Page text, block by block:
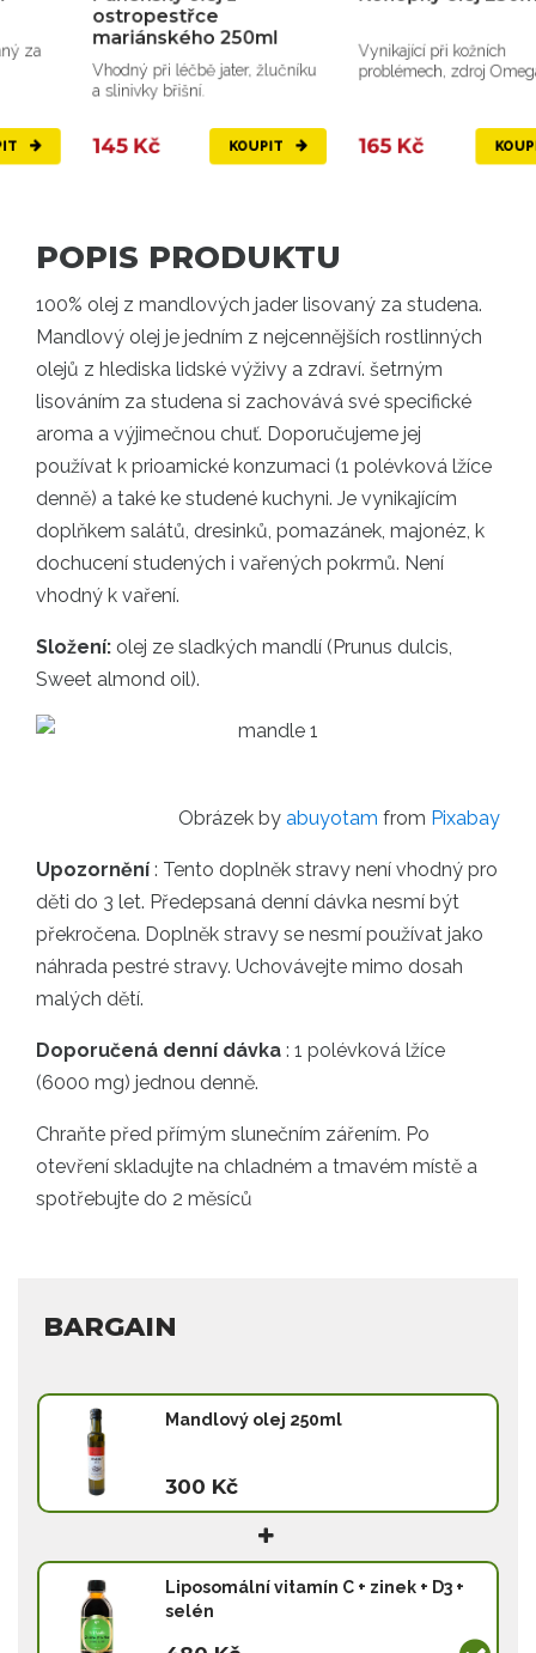
ostropestřce
mariánského 250ml
Vhodný při léčbě jater, žlučníku
a slinivky břišní.
145 Kč KOUPIT
Vynikající při kožních
problémech, zdroj Omega 3 a 6
165 Kč KOUPIT
POPIS PRODUKTU
100% olej z mandlových jader lisovaný za studena.
Mandlový olej je jedním z nejcennějších rostlinných
olejů z hlediska lidské výživy a zdraví. šetrným
lisováním za studena si zachovává své specifické
aroma a výjimečnou chuť. Doporučujeme jej
používat k prioamické konzumaci (1 polévková lžíce
denně) a také ke studené kuchyni. Je vynikajícím
doplňkem salátů, dresinků, pomazánek, majonéz, k
dochucení studených i vařených pokrmů. Není
vhodný k vaření.
Složení: olej ze sladkých mandlí (Prunus dulcis,
Sweet almond oil).
Obrázek by abuyotam from Pixabay
Upozornění : Tento doplněk stravy není vhodný pro
děti do 3 let. Předepsaná denní dávka nesmí být
překročena. Doplněk stravy se nesmí používat jako
náhrada pestré stravy. Uchovávejte mimo dosah
malých dětí.
Doporučená denní dávka : 1 polévková lžíce
(6000 mg) jednou denně.
Chraňte před přímým slunečním zářením. Po
otevření skladujte na chladném a tmavém místě a
spotřebujte do 2 měsíců
BARGAIN
Mandlový olej 250ml
300 Kč
Liposomální vitamín C + zinek + D3 +
selén